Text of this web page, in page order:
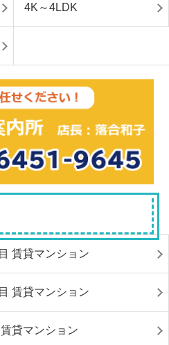
4K～4LDK
賃貸マンション
賃貸マンション
貸マンション